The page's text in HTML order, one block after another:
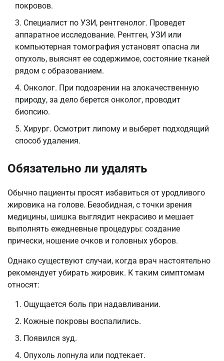
покровов.
Специалист по УЗИ, рентгенолог. Проведет
аппаратное исследование. Рентген, УЗИ или
компьютерная томография установят опасна ли
опухоль, выяснят ее содержимое, состояние тканей
рядом с образованием.
Онколог. При подозрении на злокачественную
природу, за дело берется онколог, проводит
биопсию.
Хирург. Осмотрит липому и выберет подходящий
способ удаления.
Обязательно ли удалять
Обычно пациенты просят избавиться от уродливого
жировика на голове. Безобидная, с точки зрения
медицины, шишка выглядит некрасиво и мешает
выполнять ежедневные процедуры: создание
прически, ношение очков и головных уборов.
Однако существуют случаи, когда врач настоятельно
рекомендует убирать жировик. К таким симптомам
относят:
Ощущается боль при надавливании.
Кожные покровы воспалились.
Появился зуд.
Опухоль лопнула или подтекает.